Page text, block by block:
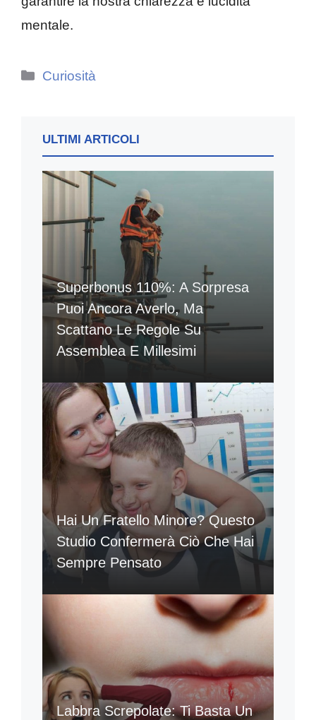
mentale.
Categorie
Curiosità
ULTIMI ARTICOLI
Superbonus 110%: A Sorpresa
Puoi Ancora Averlo, Ma
Scattano Le Regole Su
Assemblea E Millesimi
Hai Un Fratello Minore? Questo
Studio Confermerà Ciò Che Hai
Sempre Pensato
Labbra Screpolate: Ti Basta Un